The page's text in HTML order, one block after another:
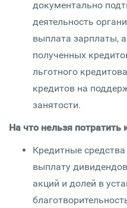
документально
деятельность
выплата зарплаты,
полученных
льготного
кредитов на
занятости.
На что нельзя потратить
Кредитные
выплату
акций и долей в